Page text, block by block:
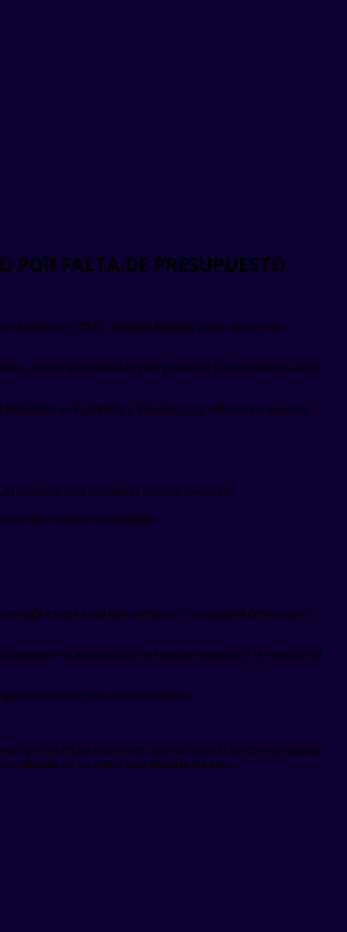
POR FALTA DE PRESUPUESTO
Elecciones (JNE), Roberto Burneo, lanzó una severa
monto indispensable para garantizar la organización de las
de Economía y Finanzas para obtener los recursos
millones para ejecutar el proceso electoral.
sigue siendo considerable.
medida excepcional que alteraría el cronograma democrático.
la actualización del padrón electoral y la emisión del
concurso para adquirir tarjetas.
en las elecciones, sino también el acceso a programas
en las zonas más alejadas del país.